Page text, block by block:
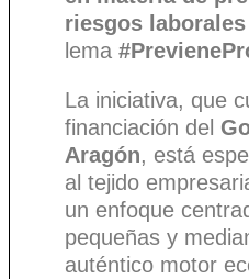
riesgos laborales
lema
La iniciativa, que
financiación del
Aragón, está
al tejido
un enfoque
pequeñas y
auténtico motor